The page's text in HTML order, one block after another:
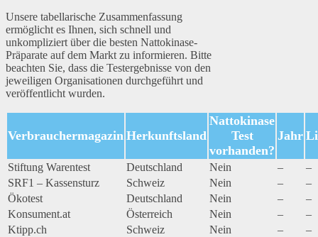
Unsere tabellarische Zusammenfassung
ermöglicht es Ihnen, sich schnell und
unkompliziert über die besten Nattokinase-
Präparate auf dem Markt zu informieren. Bitte
beachten Sie, dass die Testergebnisse von den
jeweiligen Organisationen durchgeführt und
veröffentlicht wurden.
Verbrauchermagazin Herkunftsland
Nattokinase
Test
vorhanden?
Jahr
Stiftung Warentest Deutschland Nein –
–
SRF1 – Kassensturz
Schweiz Nein –
–
Ökotest
Deutschland Nein –
–
Konsument.at
Österreich Nein –
–
Ktipp.ch
Schweiz Nein –
–